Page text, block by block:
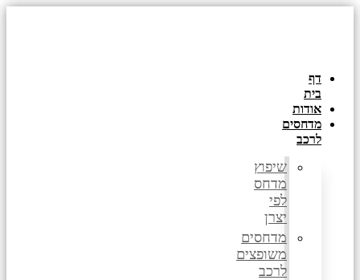
דף
בית
אודות
מדחסים
לרכב
שיפוץ
מדחס
לפי
יצרן
מדחסים
משופצים
לרכב